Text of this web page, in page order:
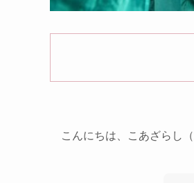
こんにちは、こあざらし（